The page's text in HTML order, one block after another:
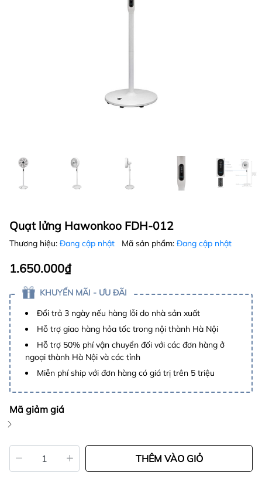
Quạt lửng Hawonkoo FDH-012
Thương hiệu: Đang cập nhật Mã sản phẩm: Đang cập nhật
1.650.000₫
KHUYẾN MÃI - ƯU ĐÃI
Đổi trả 3 ngày nếu hàng lỗi do nhà sản xuất
Hỗ trợ giao hàng hỏa tốc trong nội thành Hà Nội
Hỗ trợ 50% phí vận chuyển đối với các đơn hàng ở
ngoại thành Hà Nội và các tỉnh
Miễn phí ship với đơn hàng có giá trị trên 5 triệu
Mã giảm giá
THÊM VÀO GIỎ